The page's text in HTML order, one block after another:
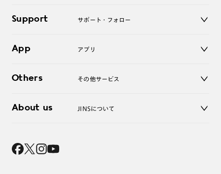
アクセサリー
ログアウト
Support サポート・フォロー
よくあるご質問
お問い合わせ
App アプリ
Others その他サービス
レンズ交換
About us JINSについて
採用情報